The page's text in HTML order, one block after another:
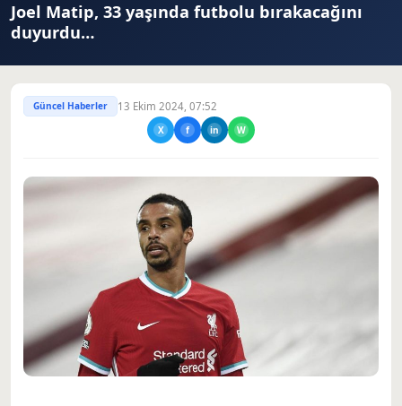
Joel Matip, 33 yaşında futbolu bırakacağını
duyurdu…
Güncel Haberler 13 Ekim 2024, 07:52
X f in W